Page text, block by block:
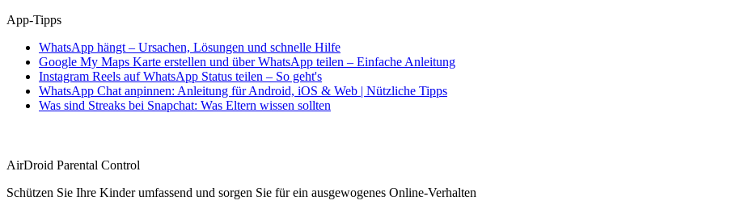
App-Tipps
WhatsApp hängt – Ursachen, Lösungen und schnelle Hilfe
Google My Maps Karte erstellen und über WhatsApp teilen – Einfache Anleitung
Instagram Reels auf WhatsApp Status teilen – So geht's
WhatsApp Chat anpinnen: Anleitung für Android, iOS & Web | Nützliche Tipps
Was sind Streaks bei Snapchat: Was Eltern wissen sollten
AirDroid Parental Control
Schützen Sie Ihre Kinder umfassend und sorgen Sie für ein ausgewogenes Online-Verhalten